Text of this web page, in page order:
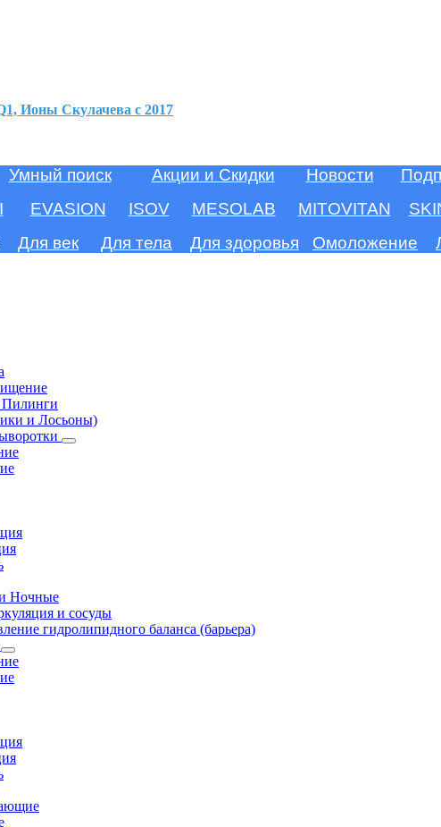
Ионы Скулачева c 2017
Умный поиск Акции и Скидки Новости
EVASION ISOV MESOLAB MITOVITAN
Для век Для тела Для здоровья Омоложение
и Лосьоны)
Ночные
и сосуды
гидролипидного баланса (барьера)